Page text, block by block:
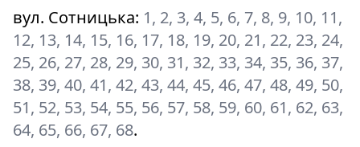
вул. Сотницька: 1, 2, 3, 4, 5, 6, 7, 8, 9, 10, 11,
12, 13, 14, 15, 16, 17, 18, 19, 20, 21, 22, 23, 24,
25, 26, 27, 28, 29, 30, 31, 32, 33, 34, 35, 36, 37,
38, 39, 40, 41, 42, 43, 44, 45, 46, 47, 48, 49, 50,
51, 52, 53, 54, 55, 56, 57, 58, 59, 60, 61, 62, 63,
64, 65, 66, 67, 68.